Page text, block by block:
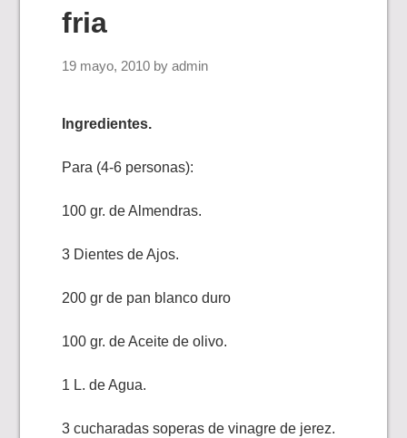
fria
19 mayo, 2010 byadmin
Ingredientes.
Para (4-6 personas):
100 gr. de Almendras.
3 Dientes de Ajos.
200 gr de pan blanco duro
100 gr. de Aceite de olivo.
1 L. de Agua.
3 cucharadas soperas de vinagre de jerez.